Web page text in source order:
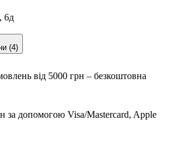
6д
(4)
від 5000 грн – безкоштовна
за допомогою Visa/Mastercard, Apple